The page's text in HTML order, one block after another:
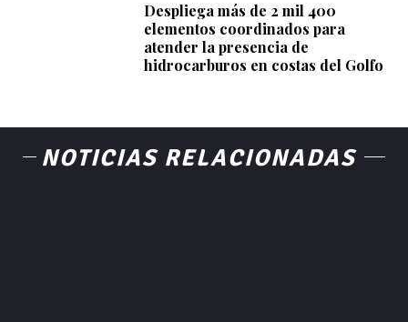
Despliega más de 2 mil 400
elementos coordinados para
atender la presencia de
hidrocarburos en costas del Golfo
NOTICIAS RELACIONADAS